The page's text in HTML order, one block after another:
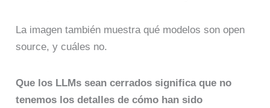
La imagen también muestra qué modelos son open
source, y cuáles no.
Que los LLMs sean cerrados significa que no
tenemos los detalles de cómo han sido